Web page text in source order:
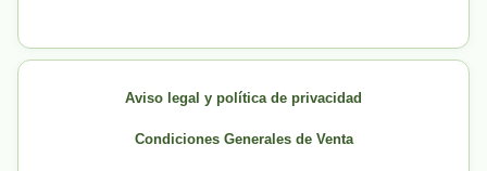
Aviso legal y política de privacidad
Condiciones Generales de Venta